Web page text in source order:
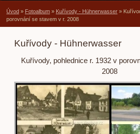
Úvod » Fotoalbum » Kuřívody - Hühnerwasser »
porovnání se stavem v r. 2008
Kuřívody - Hühnerwasser
Kuřívody, pohlednice r. 1932 v
2008